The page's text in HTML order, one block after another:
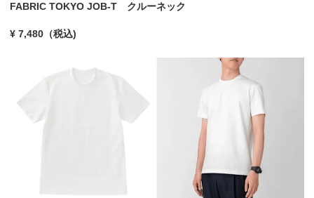
FABRIC TOKYO JOB-T クルーネック
¥ 7,480（税込)